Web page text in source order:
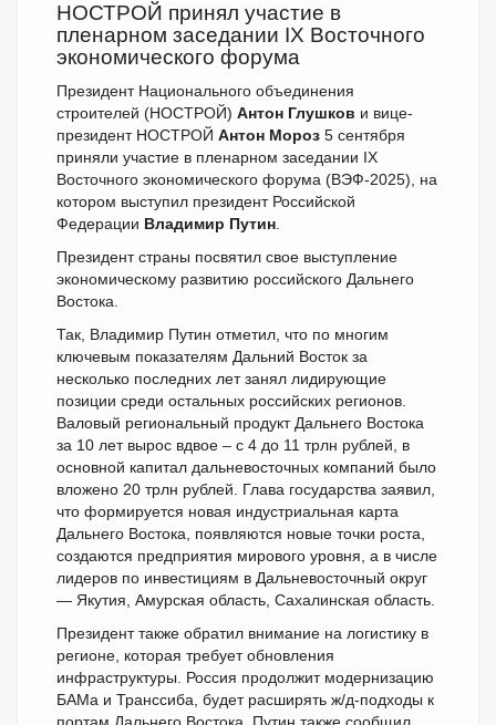
НОСТРОЙ принял участие в
пленарном заседании IX Восточного
экономического форума
Президент Национального объединения
строителей (НОСТРОЙ) Антон Глушков и вице-
президент НОСТРОЙ Антон Мороз 5 сентября
приняли участие в пленарном заседании IX
Восточного экономического форума (ВЭФ-2025), на
котором выступил президент Российской
Федерации Владимир Путин
Президент страны посвятил свое выступление
экономическому развитию российского Дальнего
Востока.
Так, Владимир Путин отметил, что по многим
ключевым показателям Дальний Восток за
несколько последних лет занял лидирующие
позиции среди остальных российских регионов.
Валовый региональный продукт Дальнего Востока
за 10 лет вырос вдвое – с 4 до 11 трлн рублей, в
основной капитал дальневосточных компаний было
вложено 20 трлн рублей. Глава государства заявил,
что формируется новая индустриальная карта
Дальнего Востока, появляются новые точки роста,
создаются предприятия мирового уровня, а в числе
лидеров по инвестициям в Дальневосточный округ
— Якутия, Амурская область, Сахалинская область.
Президент также обратил внимание на логистику в
регионе, которая требует обновления
инфраструктуры. Россия продолжит модернизацию
БАМа и Транссиба, будет расширять ж/д-подходы к